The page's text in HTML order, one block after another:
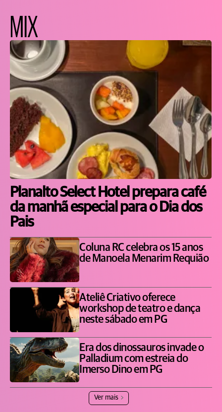
MIX
Planalto Select Hotel prepara café
da manhã especial para o Dia dos
Pais
Coluna RC celebra os 15 anos
de Manoela Menarim Requião
Ateliê Criativo oferece
workshop de teatro e dança
neste sábado em PG
Era dos dinossauros invade o
Palladium com estreia do
Imerso Dino em PG
Ver mais